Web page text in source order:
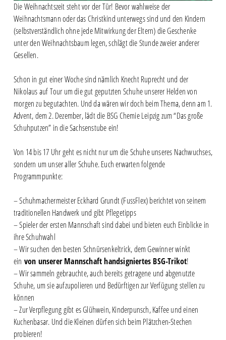
Die Weihnachtszeit steht vor der Tür! Bevor wahlweise der
Weihnachtsmann oder das Christkind unterwegs sind und den Kindern
(selbstverständlich ohne jede Mitwirkung der Eltern) die Geschenke
unter den Weihnachtsbaum legen, schlägt die Stunde zweier anderer
Gesellen.
Schon in gut einer Woche sind nämlich Knecht Ruprecht und der
Nikolaus auf Tour um die gut geputzten Schuhe unserer Helden von
morgen zu begutachten. Und da wären wir doch beim Thema, denn am 1.
Advent, dem 2. Dezember, lädt die BSG Chemie Leipzig zum “Das große
Schuhputzen” in die Sachsenstube ein!
Von 14 bis 17 Uhr geht es nicht nur um die Schuhe unseres Nachwuchses,
sondern um unser aller Schuhe. Euch erwarten folgende
Programmpunkte:
– Schuhmachermeister Eckhard Grundt (FussFlex) berichtet von seinem
traditionellen Handwerk und gibt Pflegetipps
– Spieler der ersten Mannschaft sind dabei und bieten euch Einblicke in
ihre Schuhwahl
– Wir suchen den besten Schnürsenkeltrick, dem Gewinner winkt
ein von unserer Mannschaft handsigniertes BSG-Trikot!
– Wir sammeln gebrauchte, auch bereits getragene und abgenutzte
Schuhe, um sie aufzupolieren und Bedürftigen zur Verfügung stellen zu
können
– Zur Verpflegung gibt es Glühwein, Kinderpunsch, Kaffee und einen
Kuchenbasar. Und die Kleinen dürfen sich beim Plätzchen-Stechen
probieren!